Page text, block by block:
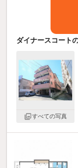
ダイナースコート
すべての写真